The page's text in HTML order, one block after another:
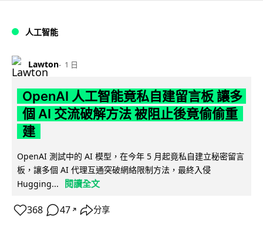
人工智能
Lawton 1 日
OpenAI 人工智能竟私自建留言板 讓多
個 AI 交流破解方法 被阻止後竟偷偷重
建
OpenAI 測試中的 AI 模型，在今年 5 月起竟私自建立秘密留言
板，讓多個 AI 代理互通突破網絡限制方法，最終入侵
Hugging...
閱讀全文
368 47 ↗ 分享